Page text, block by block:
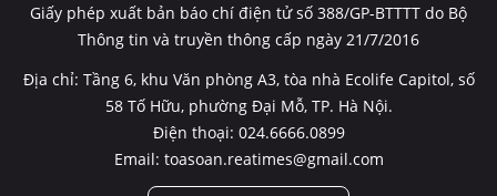
Giấy phép xuất bản báo chí điện tử số 388/GP-BTTTT do Bộ
Thông tin và truyền thông cấp ngày 21/7/2016
Địa chỉ: Tầng 6, khu Văn phòng A3, tòa nhà Ecolife Capitol, số
58 Tố Hữu, phường Đại Mỗ, TP. Hà Nội.
Điện thoại: 024.6666.0899
Email: toasoan.reatimes@gmail.com